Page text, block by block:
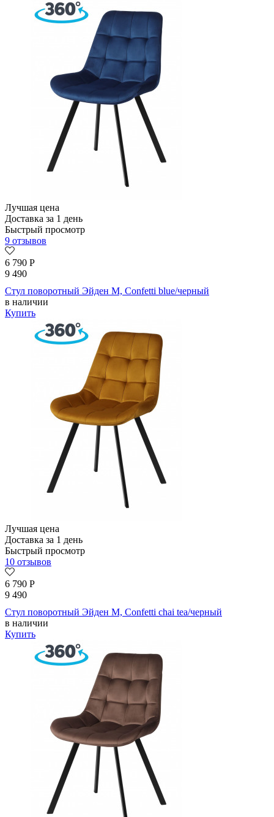
Лучшая цена
Доставка за 1 день
Быстрый просмотр
9 отзывов
6 790 Р
9 490
Стул поворотный Эйден М, Confetti blue/черный
в наличии
Купить
Лучшая цена
Доставка за 1 день
Быстрый просмотр
10 отзывов
6 790 Р
9 490
Стул поворотный Эйден М, Confetti chai tea/черный
в наличии
Купить